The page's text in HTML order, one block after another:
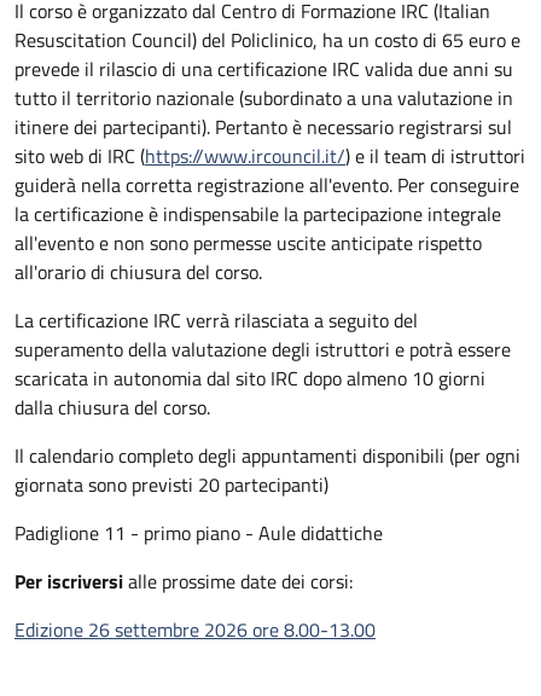
Il corso è organizzato dal Centro di Formazione IRC (Italian
Resuscitation Council) del Policlinico, ha un costo di 65 euro e
prevede il rilascio di una certificazione IRC valida due anni su
tutto il territorio nazionale (subordinato a una valutazione in
itinere dei partecipanti). Pertanto è necessario registrarsi sul
sito web di IRC (https://www.ircouncil.it/) e il team di istruttori
guiderà nella corretta registrazione all'evento. Per conseguire
la certificazione è indispensabile la partecipazione integrale
all'evento e non sono permesse uscite anticipate rispetto
all'orario di chiusura del corso.
La certificazione IRC verrà rilasciata a seguito del
superamento della valutazione degli istruttori e potrà essere
scaricata in autonomia dal sito IRC dopo almeno 10 giorni
dalla chiusura del corso.
Il calendario completo degli appuntamenti disponibili (per ogni
giornata sono previsti 20 partecipanti)
Padiglione 11 - primo piano - Aule didattiche
Per iscriversialle prossime date dei corsi:
Edizione 26 settembre 2026 ore 8.00-13.00